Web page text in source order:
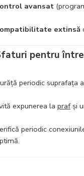
avansat
extinsă
pentru
periodic suprafața
expunerea la prafși
periodic